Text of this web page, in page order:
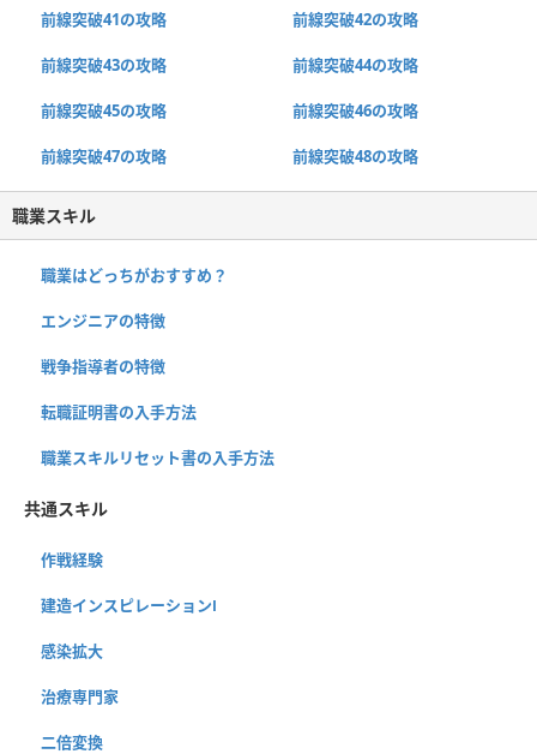
前線突破41の攻略 前線突破42の攻略
前線突破43の攻略 前線突破44の攻略
前線突破45の攻略 前線突破46の攻略
前線突破47の攻略 前線突破48の攻略
職業スキル
職業はどっちがおすすめ？
エンジニアの特徴
戦争指導者の特徴
転職証明書の入手方法
職業スキルリセット書の入手方法
共通スキル
作戦経験
建造インスピレーションⅠ
感染拡大
治療専門家
二倍変換